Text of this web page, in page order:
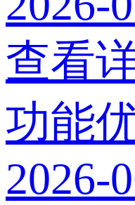
查看
功能
2026-